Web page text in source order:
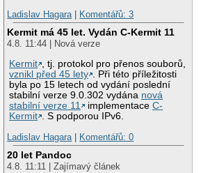
Ladislav Hagara | Komentářů: 3
Kermit má 45 let. Vydán C-Kermit 11
4.8. 11:44 | Nová verze
Kermit , tj. protokol pro přenos souborů,
vznikl před 45 lety . Při této příležitosti
byla po 15 letech od vydání poslední
stabilní verze 9.0.302 vydána nová
stabilní verze 11
implementaceC-
Kermit . S podporou IPv6.
Ladislav Hagara | Komentářů: 0
20 let Pandoc
4.8. 11:11 | Zajímavý článek